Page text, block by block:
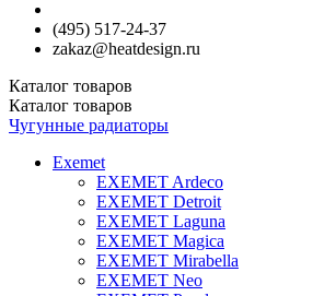
(495) 517-24-37
zakaz@heatdesign.ru
Каталог товаров
Каталог товаров
Чугунные радиаторы
Exemet
EXEMET Ardeco
EXEMET Detroit
EXEMET Laguna
EXEMET Magica
EXEMET Mirabella
EXEMET Neo